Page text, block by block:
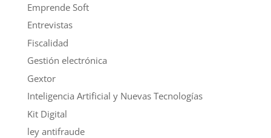
Emprende Soft
Entrevistas
Fiscalidad
Gestión electrónica
Gextor
Inteligencia Artificial y Nuevas Tecnologías
Kit Digital
ley antifraude